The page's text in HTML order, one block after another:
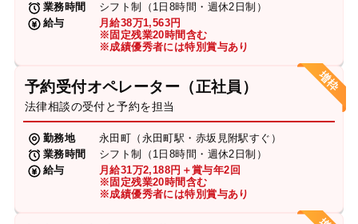
業務時間
シフト制（1日8時間・週休2日制）
給与
月給38万1,563円
※固定残業20時間含む
※成績優秀者には特別賞与あり
予約受付オペレーター（正社員）
法律相談の受付と予約を担当
勤務地
永田町（永田町駅・赤坂見附駅すぐ）
業務時間
シフト制（1日8時間・週休2日制）
給与
月給31万2,188円＋賞与年2回
※固定残業20時間含む
※成績優秀者には特別賞与あり